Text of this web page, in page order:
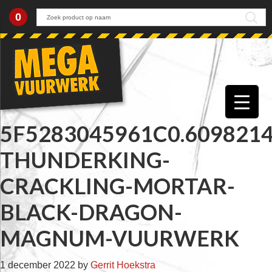
0
Skip
primary
Skip
main
Skip
primary
Skip
footer
THUNDERKING-
CRACKLING-MORTAR-
BLACK-DRAGON-
MAGNUM-VUURWERK
1 december 2022 by Gerrit Hoekstra